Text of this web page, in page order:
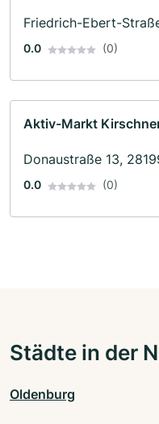
Friedrich-Ebert-
0.0 (0)
Aktiv-Markt
Donaustraße 13,
0.0 (0)
Städte in der
Oldenburg